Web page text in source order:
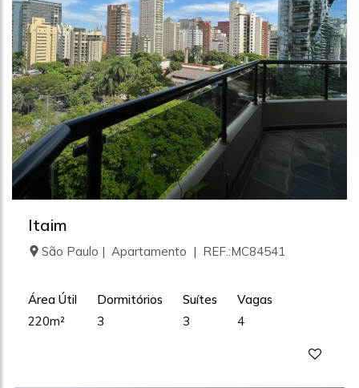
Itaim
São Paulo | Apartamento | REF.:MC84541
Área Útil
220m²
Dormitórios
3
Suítes
3
Vagas
4